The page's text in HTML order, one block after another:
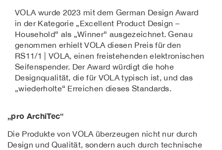
VOLA wurde 2023 mit dem German Design Award
in der Kategorie „Excellent Product Design –
Household“ als „Winner“ ausgezeichnet. Genau
genommen erhielt VOLA diesen Preis für den
RS11/1 | VOLA, einen freistehenden elektronischen
Seifenspender. Der Award würdigt die hohe
Designqualität, die für VOLA typisch ist, und das
„wiederholte“ Erreichen dieses Standards.
„pro ArchiTec“
Die Produkte von VOLA überzeugen nicht nur durch
Design und Qualität, sondern auch durch technische